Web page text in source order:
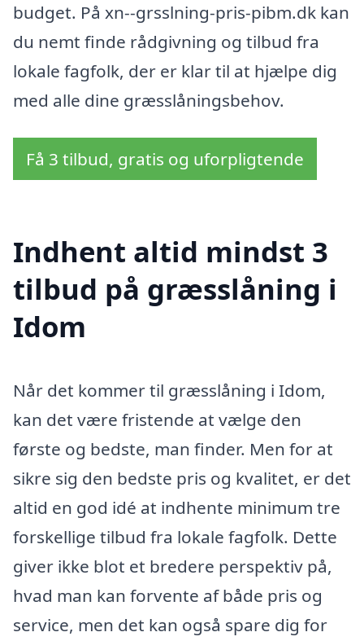
budget. På xn--grsslning-pris-pibm.dk kan
du nemt finde rådgivning og tilbud fra
lokale fagfolk, der er klar til at hjælpe dig
med alle dine græsslåningsbehov.
Få 3 tilbud, gratis og uforpligtende
Indhent altid mindst 3
tilbud på græsslåning i
Idom
Når det kommer til græsslåning i Idom,
kan det være fristende at vælge den
første og bedste, man finder. Men for at
sikre sig den bedste pris og kvalitet, er det
altid en god idé at indhente minimum tre
forskellige tilbud fra lokale fagfolk. Dette
giver ikke blot et bredere perspektiv på,
hvad man kan forvente af både pris og
service, men det kan også spare dig for